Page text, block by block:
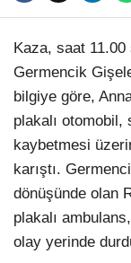
Kaza, saat 11.00
Germencik
bilgiye göre,
plakalı
kaybetmesi
karıştı.
dönüşünde olan
plakalı
olay yerinde